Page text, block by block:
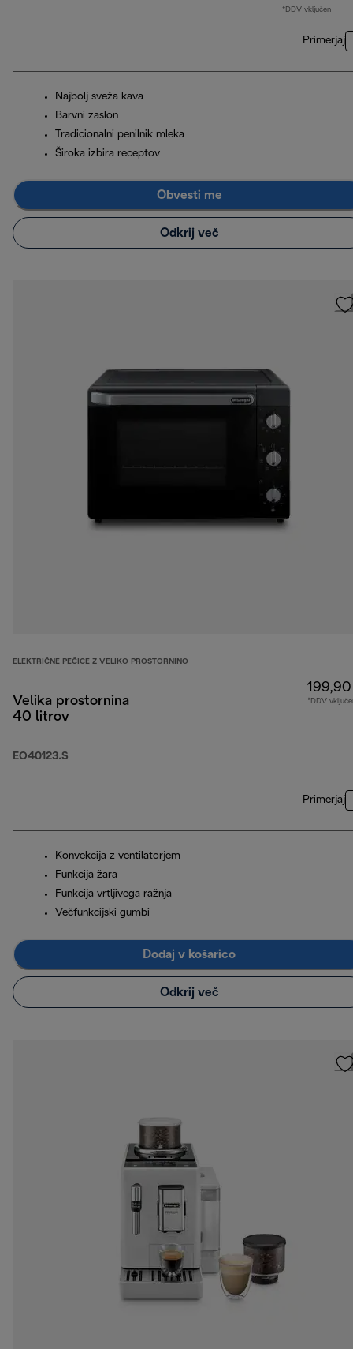
*DDV vključen
Primerjaj
Najbolj sveža kava
Barvni zaslon
Tradicionalni penilnik mleka
Široka izbira receptov
Obvesti me
Odkrij več
ELEKTRIČNE PEČICE Z VELIKO PROSTORNINO
Velika prostornina
40 litrov
EO40123.S
*DDV
Primerjaj
Konvekcija z ventilatorjem
Funkcija žara
Funkcija vrtljivega ražnja
Večfunkcijski gumbi
Dodaj v košarico
Odkrij več